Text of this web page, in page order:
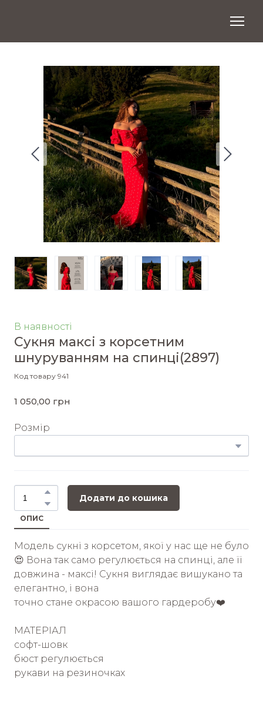
В наявності
Сукня максі з корсетним
шнуруванням на спинці(2897)
Код товару 941
1 050,00 грн
Розмір
Додати до кошика
ОПИС
Модель сукні з корсетом, якої у нас ще не було
😍 Вона так само регулюється на спинці, але її
довжина - максі! Сукня виглядає вишукано та
елегантно, і вона
точно стане окрасою вашого гардеробу❤️
МАТЕРІАЛ
софт-шовк
бюст регулюється
рукави на резиночках